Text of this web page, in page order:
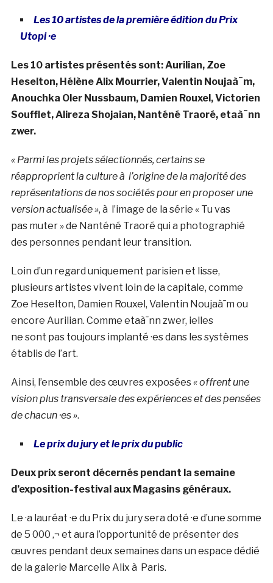
Les 10 artistes de la première édition du Prix
Utopi ·e
Les 10 artistes présentés sont: Aurilian, Zoe
Heselton, Hélène Alix Mourrier, Valentin Noujaà¯m,
Anouchka Oler Nussbaum, Damien Rouxel, Victorien
Soufflet, Alireza Shojaian, Nanténé Traoré, etaà¯nn
zwer.
« Parmi les projets sélectionnés, certains se
réapproprient la culture à l’origine de la majorité des
représentations de nos sociétés pour en proposer une
version actualisée », à l’image de la série « Tu vas
pas muter » de Nanténé Traoré qui a photographié
des personnes pendant leur transition.
Loin d’un regard uniquement parisien et lisse,
plusieurs artistes vivent loin de la capitale, comme
Zoe Heselton, Damien Rouxel, Valentin Noujaà¯m ou
encore Aurilian. Comme etaà¯nn zwer, ielles
ne sont pas toujours implanté ·es dans les systèmes
établis de l’art.
Ainsi, l’ensemble des œuvres exposées« offrent une
vision plus transversale des expériences et des pensées
de chacun ·es ».
Le prix du jury et le prix du public
Deux prix seront décernés pendant la semaine
d’exposition-festival aux Magasins généraux.
Le ·a lauréat ·e du Prix du jury sera doté ·e d’une somme
de 5 000 ‚¬ et aura l’opportunité de présenter des
œuvres pendant deux semaines dans un espace dédié
de la galerie Marcelle Alix à Paris.